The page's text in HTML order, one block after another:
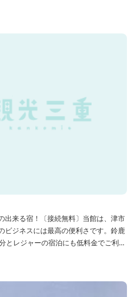
出来る宿！〔接続無料〕当館は、津市
ビジネスには最高の便利さです。鈴鹿
とレジャーの宿泊にも低料金でご利用